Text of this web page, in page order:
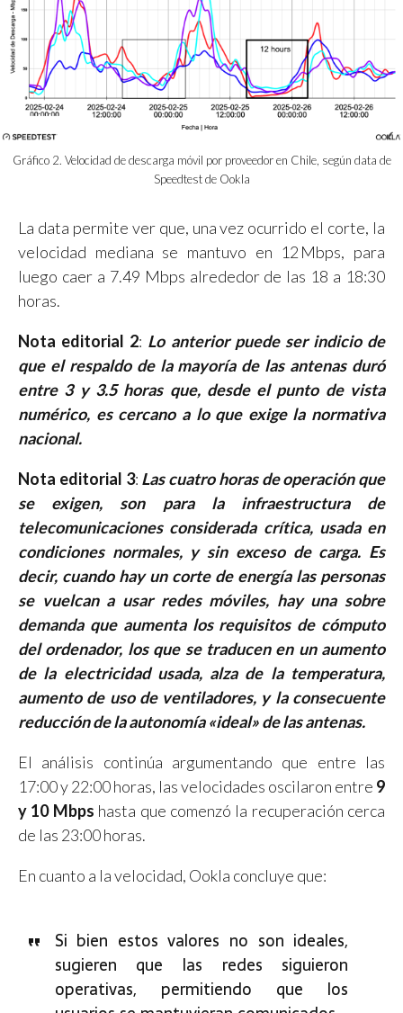
Gráfico 2. Velocidad de descarga móvil por proveedor en Chile, según data de
Speedtest de Ookla
La data permite ver que, una vez ocurrido el corte, la
velocidad mediana se mantuvo en 12 Mbps, para
luego caer a 7.49 Mbps alrededor de las 18 a 18:30
horas.
Nota editorial 2: Lo anterior puede ser indicio de
que el respaldo de la mayoría de las antenas duró
entre 3 y 3.5 horas que, desde el punto de vista
numérico, es cercano a lo que exige la normativa
nacional.
Nota editorial 3: Las cuatro horas de operación que
se exigen, son para la infraestructura de
telecomunicaciones considerada crítica, usada en
condiciones normales, y sin exceso de carga. Es
decir, cuando hay un corte de energía las personas
se vuelcan a usar redes móviles, hay una sobre
demanda que aumenta los requisitos de cómputo
del ordenador, los que se traducen en un aumento
de la electricidad usada, alza de la temperatura,
aumento de uso de ventiladores, y la consecuente
reducción de la autonomía «ideal» de las antenas.
El análisis continúa argumentando que entre las
17:00 y 22:00 horas, las velocidades oscilaron entre 9
y 10 Mbps hasta que comenzó la recuperación cerca
de las 23:00 horas.
En cuanto a la velocidad, Ookla concluye que:
Si bien estos valores no son ideales,
sugieren que las redes siguieron
operativas, permitiendo que los